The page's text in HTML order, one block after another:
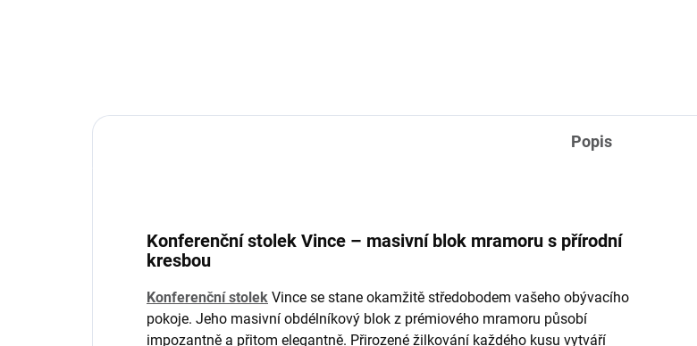
Popis
Konferenční stolek Vince – masivní blok mramoru s přírodní
kresbou
Konferenční stolek Vince se stane okamžitě středobodem vašeho obývacího
pokoje. Jeho masivní obdélníkový blok z prémiového mramoru působí
impozantně a přitom elegantně. Přirozené žilkování každého kusu vytváří